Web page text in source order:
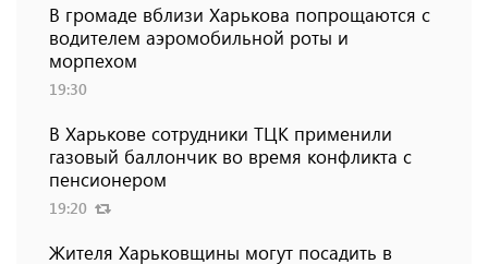
В громаде вблизи Харькова попрощаются с
водителем аэромобильной роты и
морпехом
19:30
В Харькове сотрудники ТЦК применили
газовый баллончик во время конфликта с
пенсионером
19:20
Жителя Харьковщины могут посадить в